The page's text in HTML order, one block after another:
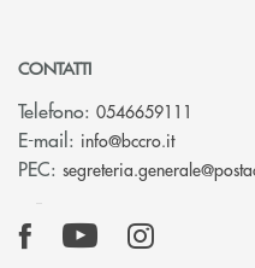
CONTATTI
Telefono: 0546659111
E-mail: info@bccro.it(si apre
PEC: